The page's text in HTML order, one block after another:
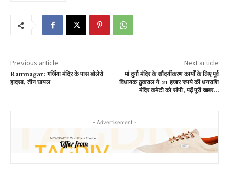
Previous article
Ramnagar: गर्जिया मंदिर के पास बोलेरो
हादसा, तीन घायल
Next article
मां दुर्गा मंदिर के सौंदर्यीकरण कार्यों के लिए पूर्व
विधायक ठुकराल ने 21 हजार रुपये की धनराशि
मंदिर कमेटी को सौंपी, पढ़ें पूरी खबर…
- Advertisement -